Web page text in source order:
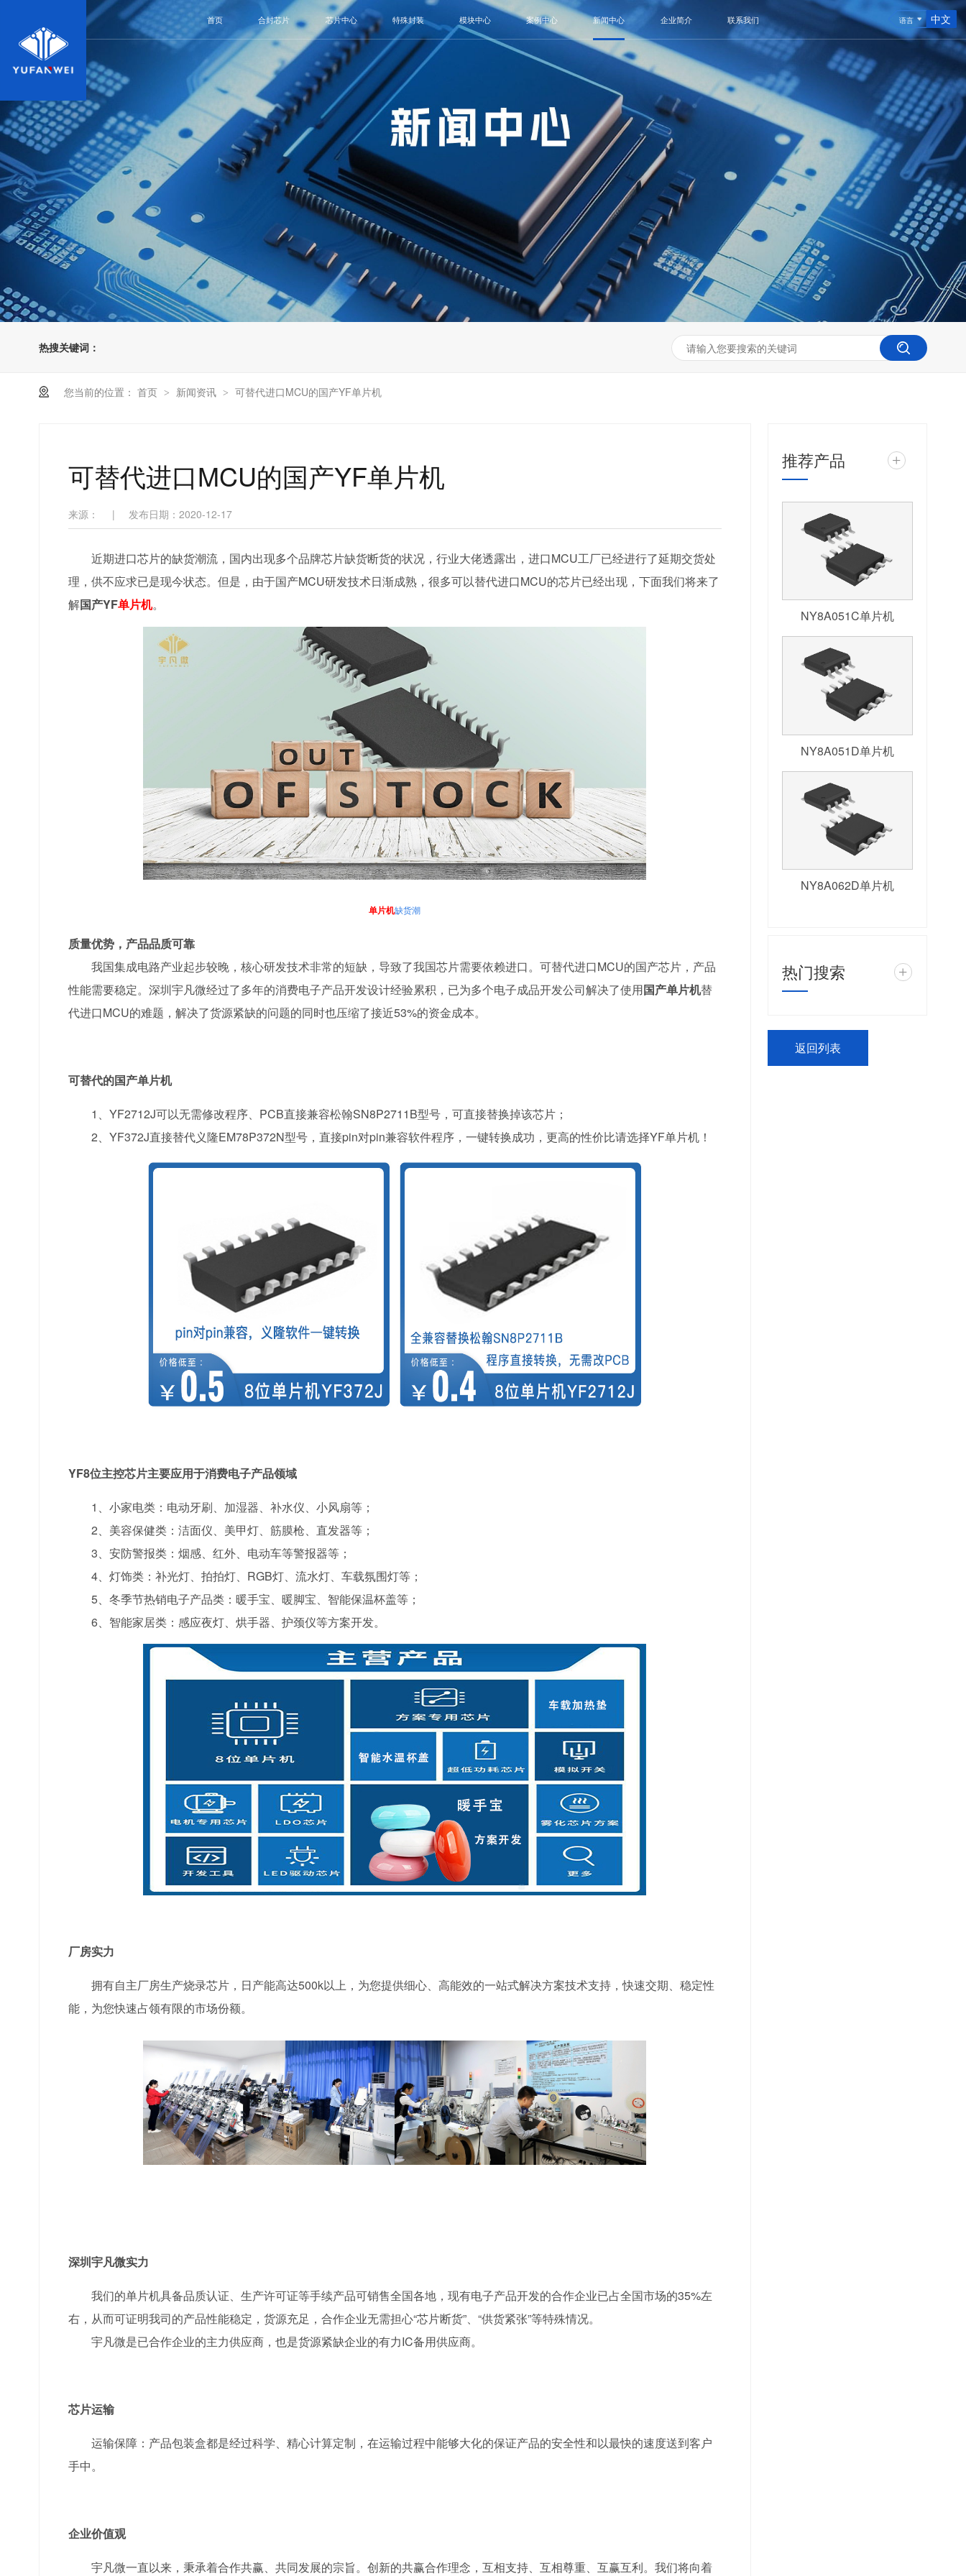
语言 中文
首页 合封芯片 芯片中心 特殊封装 模块中心 案例中心 新闻中心 企业简介 联系我们
热搜关键词：
您当前的位置： 首页 > 新闻资讯 > 可替代进口MCU的国产YF单片机
可替代进口MCU的国产YF单片机
来源： | 发布日期：2020-12-17
近期进口芯片的缺货潮流，国内出现多个品牌芯片缺货断货的状况，行业大佬透露出，进口MCU工厂已经进行了延期交货处
理，供不应求已是现今状态。但是，由于国产MCU研发技术日渐成熟，很多可以替代进口MCU的芯片已经出现，下面我们将来了
解国产YF单片机。
单片机缺货潮
质量优势，产品品质可靠
我国集成电路产业起步较晚，核心研发技术非常的短缺，导致了我国芯片需要依赖进口。可替代进口MCU的国产芯片，产品
性能需要稳定。深圳宇凡微经过了多年的消费电子产品开发设计经验累积，已为多个电子成品开发公司解决了使用国产单片机替
代进口MCU的难题，解决了货源紧缺的问题的同时也压缩了接近53%的资金成本。
可替代的国产单片机
1、YF2712J可以无需修改程序、PCB直接兼容松翰SN8P2711B型号，可直接替换掉该芯片；
2、YF372J直接替代义隆EM78P372N型号，直接pin对pin兼容软件程序，一键转换成功，更高的性价比请选择YF单片机！
YF8位主控芯片主要应用于消费电子产品领域
1、小家电类：电动牙刷、加湿器、补水仪、小风扇等；
2、美容保健类：洁面仪、美甲灯、筋膜枪、直发器等；
3、安防警报类：烟感、红外、电动车等警报器等；
4、灯饰类：补光灯、拍拍灯、RGB灯、流水灯、车载氛围灯等；
5、冬季节热销电子产品类：暖手宝、暖脚宝、智能保温杯盖等；
6、智能家居类：感应夜灯、烘手器、护颈仪等方案开发。
厂房实力
拥有自主厂房生产烧录芯片，日产能高达500k以上，为您提供细心、高能效的一站式解决方案技术支持，快速交期、稳定性
能，为您快速占领有限的市场份额。
深圳宇凡微实力
我们的单片机具备品质认证、生产许可证等手续产品可销售全国各地，现有电子产品开发的合作企业已占全国市场的35%左
右，从而可证明我司的产品性能稳定，货源充足，合作企业无需担心“芯片断货”、“供货紧张”等特殊情况。
宇凡微是已合作企业的主力供应商，也是货源紧缺企业的有力IC备用供应商。
芯片运输
运输保障：产品包装盒都是经过科学、精心计算定制，在运输过程中能够大化的保证产品的安全性和以最快的速度送到客户
手中。
企业价值观
宇凡微一直以来，秉承着合作共赢、共同发展的宗旨。创新的共赢合作理念，互相支持、互相尊重、互赢互利。我们将向着
推荐产品 +
NY8A051C单片机
NY8A051D单片机
NY8A062D单片机
热门搜索 +
返回列表